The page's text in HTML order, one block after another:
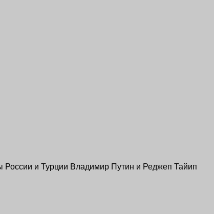
России и Турции Владимир Путин и Реджеп Тайип